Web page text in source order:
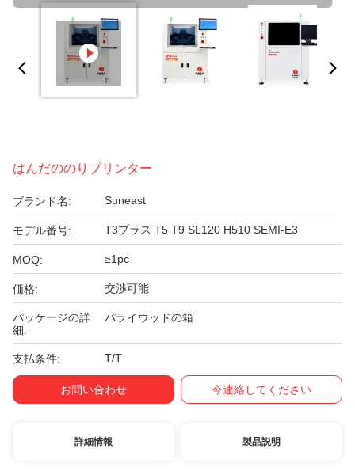
はんだののりプリンター
ブランド名: Suneast
モデル番号: T3プラス T5 T9 SL120 H510 SEMI-E3
MOQ: ≥1pc
価格: 交渉可能
パッケージの詳
細:
パライウッドの箱
支払条件: T/T
お問い合わせ 今連絡してください
詳細情報 製品説明